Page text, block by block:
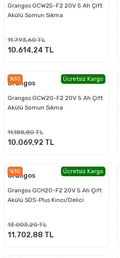
Grangos GCW25-F2 20V 5 Ah Çift
Akülü Somun Sıkma
11.793,60 TL
10.614,24 TL
%10 Ücretsiz Kargo
Grangos
Grangos GCW20-F2 20V 5 Ah Çift
Akülü Somun Sıkma
11.188,80 TL
10.069,92 TL
%10 Ücretsiz Kargo
Grangos
Grangos GCH20-F2 20V 5 Ah Çift
Akülü SDS-Plus Kırıcı/Delici
13.003,20 TL
11.702,88 TL